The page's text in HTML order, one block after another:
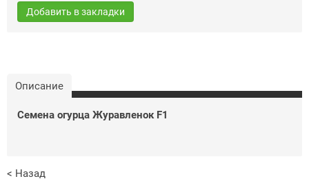
Добавить в закладки
Описание
Семена огурца Журавленок F1
< Назад